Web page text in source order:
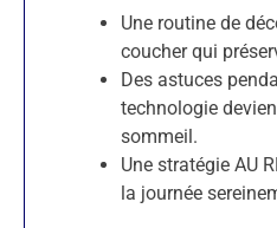
Une routine de
coucher qui
Des astuces
technologie
sommeil.
Une stratégie AU
la journée